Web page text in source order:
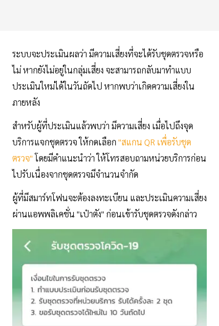
ระบบจะประเมินผลว่า มีความเสี่ยงที่จะได้รับชุดตรวจหรือ
ไม่ หากยังไม่อยู่ในกลุ่มเสี่ยง จะสามารถกลับมาทำแบบ
ประเมินใหม่ได้ในวันถัดไป หากพบว่าเกิดความเสี่ยงใน
ภายหลัง
สำหรับผู้ที่ประเมินแล้วพบว่า มีความเสี่ยง เมื่อไปถึงจุด
บริการแจกชุดตรวจ ให้กดเลือก "สแกน QR เพื่อรับชุด
ตรวจ"โดยมีคำแนะนำว่า ให้โทรสอบถามหน่วยบริการก่อน
ไปรับเนื่องจากชุดตรวจมีจำนวนจำกัด
ผู้ที่มีสมาร์ทโฟนจะต้องลงทะเบียน และประเมินความเสี่ยง
ผ่านแอพพลิเคชั่น "เป๋าตัง" ก่อนเข้ารับชุดตรวจดังกล่าว